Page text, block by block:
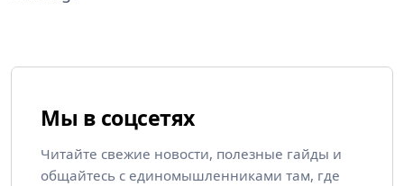
Мы в соцсетях
Читайте свежие новости, полезные гайды и
общайтесь с единомышленниками там, где